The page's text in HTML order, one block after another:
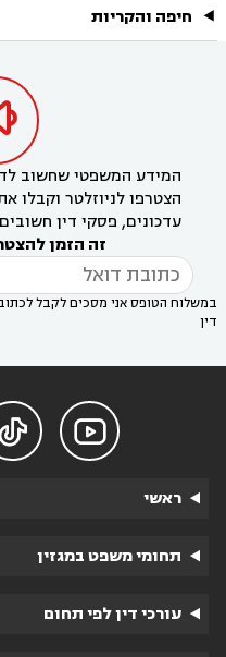
חיפה והקריות
המידע המשפטי שחשוב
הצטרפו לניוזלטר
עדכונים, פסקי דין
זה הזמן
במשלוח הטופס אני מסכים לקבל
דין

ראשי
תחומי משפט במגזין
עורכי דין לפי תחום